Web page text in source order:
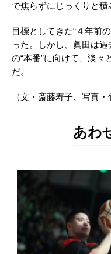
で焦らずにじっくりと積
目標としてきた“４年前
った。しかし、眞田は
の“本番”に向けて、淡々
だ。
（文・斎藤寿子、写真・
あわ